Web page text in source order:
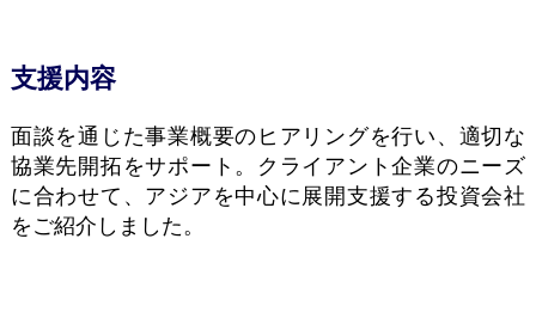
支援内容
面談を通じた事業概要のヒアリングを行い、適切な
協業先開拓をサポート。クライアント企業のニーズ
に合わせて、アジアを中心に展開支援する投資会社
をご紹介しました。